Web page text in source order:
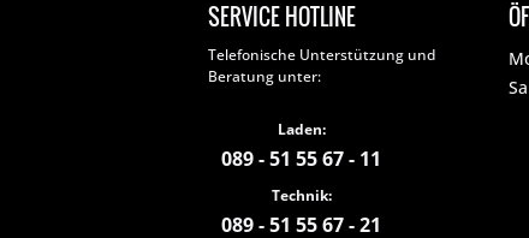
SERVICE HOTLINE
Telefonische Unterstützung und
Beratung unter:
Laden:
089 - 51 55 67 - 11
Technik:
089 - 51 55 67 - 21